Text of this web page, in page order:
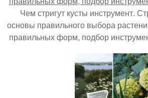
Чем стригут кусты инструмент.
основы правильного выбора
правильных форм, подбор